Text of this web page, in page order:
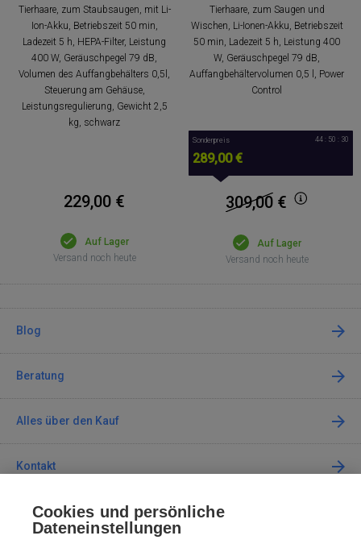
Tierhaare, zum Staubsaugen, mit Li-
Ion-Akku, Betriebszeit 50 min,
Ladezeit 5 h, HEPA-Filter, Leistung
400 W, Geräuschpegel 79 dB,
Volumen des Auffangbehälters 0,5l,
Steuerung am Gehäuse,
Leistungsregulierung, Gewicht 2,5
kg, schwarz
229,00 €
Auf Lager
Versand noch heute
Tierhaare, zum Saugen und
Wischen, Li-Ionen-Akku, Betriebszeit
50 min, Ladezeit 5 h, Leistung 400
W, Geräuschpegel 79 dB,
Auffangbehältervolumen 0,5 l, Power
Control
Sonderpreis
289,00 €
44 : 50 : 30
309,00 €
Auf Lager
Versand noch heute
Blog
Beratung
Alles über den Kauf
Kontakt
Kontaktieren Sie uns
Cookies und persönliche
Dateneinstellungen